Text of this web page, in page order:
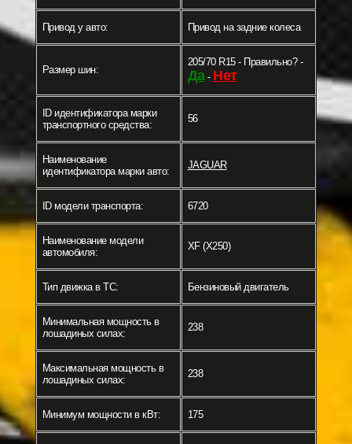
Привод у авто: Привод на задние колеса
Размер шин:
205/70 R15 - Правильно? -
Да- Нет
ID идентификатора марки
транспортного средства:
56
Наименование
идентификатора марки авто:
JAGUAR
ID модели транспорта: 6720
Наименование модели
автомобиля:
XF (X250)
Тип движка в ТС: Бензиновый двигатель
Минимальная мощность в
лошадиных силах:
238
Максимальная мощность в
лошадиных силах:
238
Минимум мощности в кВт: 175